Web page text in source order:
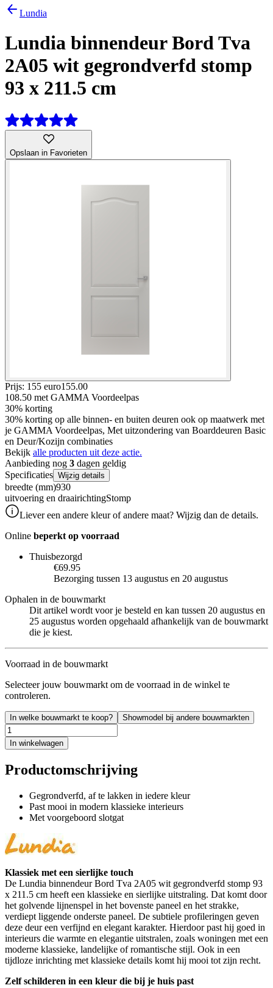
Lundia
Lundia binnendeur Bord Tva
2A05 wit gegrondverfd stomp
93 x 211.5 cm
Opslaan in Favorieten
Prijs: 155 euro155.00
108.50 met GAMMA Voordeelpas
30% korting
30% korting op alle binnen- en buiten deuren ook op maatwerk met
je GAMMA Voordeelpas, Met uitzondering van Boarddeuren Basic
en Deur/Kozijn combinaties
Bekijk alle producten uit deze actie.
Aanbieding nog 3 dagen geldig
Specificaties Wijzig details
breedte (mm)930
uitvoering en draairichtingStomp
Liever een andere kleur of andere maat? Wijzig dan de details.
Online beperkt op voorraad
Thuisbezorgd
€69.95
Bezorging tussen 13 augustus en 20 augustus
Ophalen in de bouwmarkt
Dit artikel wordt voor je besteld en kan tussen 20 augustus en
25 augustus worden opgehaald afhankelijk van de bouwmarkt
die je kiest.
Voorraad in de bouwmarkt
Selecteer jouw bouwmarkt om de voorraad in de winkel te
controleren.
In welke bouwmarkt te koop? Showmodel bij andere bouwmarkten
In winkelwagen
Productomschrijving
Gegrondverfd, af te lakken in iedere kleur
Past mooi in modern klassieke interieurs
Met voorgeboord slotgat
Klassiek met een sierlijke touch
De Lundia binnendeur Bord Tva 2A05 wit gegrondverfd stomp 93
x 211.5 cm heeft een klassieke en sierlijke uitstraling. Dat komt door
het golvende lijnenspel in het bovenste paneel en het strakke,
verdiept liggende onderste paneel. De subtiele profileringen geven
deze deur een verfijnd en elegant karakter. Hierdoor past hij goed in
interieurs die warmte en elegantie uitstralen, zoals woningen met een
moderne klassieke, landelijke of romantische stijl. Ook in een
tijdloze inrichting met klassieke details komt hij mooi tot zijn recht.
Zelf schilderen in een kleur die bij je huis past